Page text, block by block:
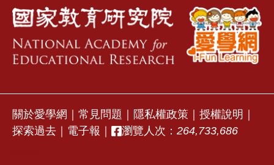
關於愛學網 常見問題 隱私權政策 授權說明
探索過去
電子報 瀏覽人次： 264,733,686